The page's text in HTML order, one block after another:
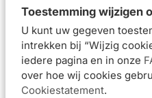
Toestemming wijzigen
U kunt uw gegeven
intrekken bij “Wijzig
iedere pagina en in onze
over hoe wij cookies
Cookiestatement.
Dermo Pure reinigt de huid
oneffenheden (bultjes,
na meervoudig gebruik
DermoPure sinds geruime
tevredenheid. Het is
een zachte niet (zwaar)